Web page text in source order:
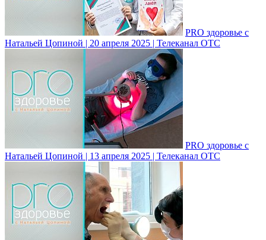
PRO здоровье с
Натальей Цопиной | 20 апреля 2025 | Телеканал ОТС
PRO здоровье с
Натальей Цопиной | 13 апреля 2025 | Телеканал ОТС